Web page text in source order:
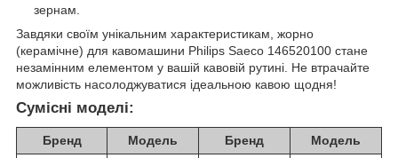
зернам.
Завдяки своїм унікальним характеристикам, жорно
(керамічне) для кавомашини Philips Saeco 146520100 стане
незамінним елементом у вашій кавовій рутині. Не втрачайте
можливість насолоджуватися ідеальною кавою щодня!
Сумісні моделі:
Бренд Модель Бренд
Модель